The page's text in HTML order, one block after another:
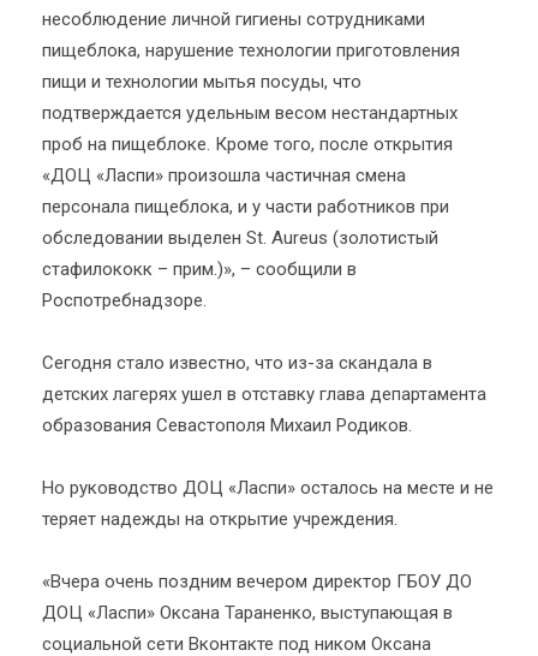
несоблюдение личной гигиены сотрудниками
пищеблока, нарушение технологии приготовления
пищи и технологии мытья посуды, что
подтверждается удельным весом нестандартных
проб на пищеблоке. Кроме того, после открытия
«ДОЦ «Ласпи» произошла частичная смена
персонала пищеблока, и у части работников при
обследовании выделен St. Aureus (золотистый
стафилококк – прим.)», – сообщили в
Роспотребнадзоре.
Сегодня стало известно, что из-за скандала в
детских лагерях ушел в отставку глава департамента
образования Севастополя Михаил Родиков.
Но руководство ДОЦ «Ласпи» осталось на месте и не
теряет надежды на открытие учреждения.
«Вчера очень поздним вечером директор ГБОУ ДО
ДОЦ «Ласпи» Оксана Тараненко, выступающая в
социальной сети Вконтакте под ником Оксана